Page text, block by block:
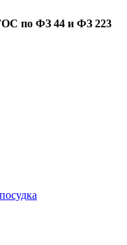
по ФЗ 44 и ФЗ 223